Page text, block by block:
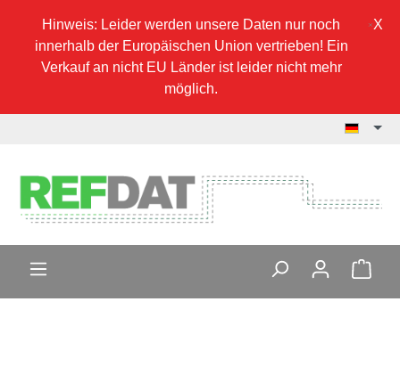
Hinweis: Leider werden unsere Daten nur noch
innerhalb der Europäischen Union vertrieben! Ein
Verkauf an nicht EU Länder ist leider nicht mehr
möglich.